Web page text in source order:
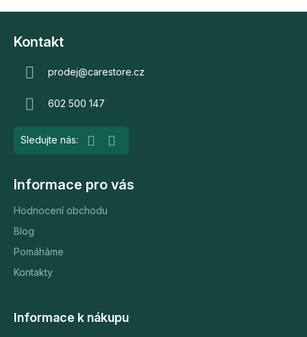
Kontakt
prodej@carestore.cz
602 500 147
Informace pro vás
Hodnocení obchodu
Blog
Pomáháme
Kontakty
Informace k nákupu